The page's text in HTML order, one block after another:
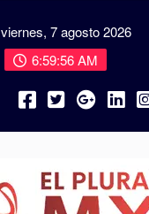
viernes, 7 agosto 2026
6:59:57 AM